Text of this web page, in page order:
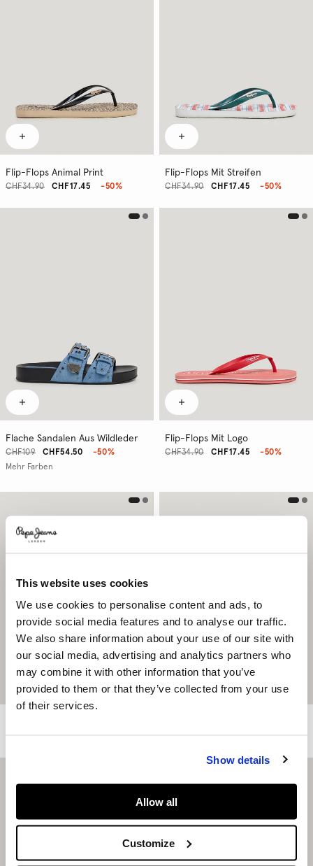
This website uses cookies
We use cookies to personalise content and ads, to
provide social media features and to analyse our traffic.
We also share information about your use of our site with
our social media, advertising and analytics partners who
may combine it with other information that you’ve
provided to them or that they’ve collected from your use
of their services.
Show details
Allow all
Customize
Flip-Flops Animal Print
CHF17.45
CHF34.90 -50%
Flip-Flops Mit Streifen
CHF17.45
CHF34.90 -50%
Flache Sandalen Aus Wildleder
CHF54.50
CHF109
-50%
Mehr Farben
Flip-Flops Mit Logo
CHF17.45
CHF34.90 -50%